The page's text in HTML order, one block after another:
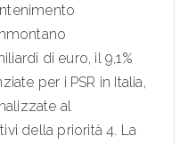
di euro, il 9,1%
per i PSR in Italia,
al
della priorità 4. La